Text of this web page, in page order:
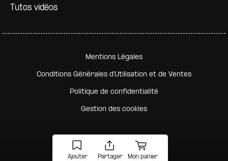
Ajouter Partager Mon panier
Tutos vidéos
Pied de page secondaire
Mentions Légales
Conditions Générales d'Utilisation et de Ventes
Politique de confidentialité
Gestion des cookies